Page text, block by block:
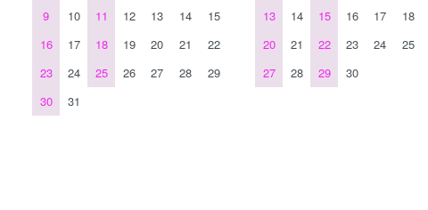
9
10 11 12 13 14
15
16
17 18 19 20 21
22
23
24 25 26 27 28
29
30
31
13
14 15 16 17 18
20
21 22 23 24 25
27
28 29 30